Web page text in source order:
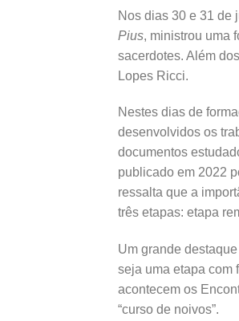
Nos dias 30 e 31 de
Pius, ministrou uma
sacerdotes. Além
Lopes Ricci.
Nestes dias de
desenvolvidos os
documentos
publicado em 2022
ressalta que a
três etapas: etapa
Um grande
seja uma etapa com
acontecem os
“curso de noivos”.